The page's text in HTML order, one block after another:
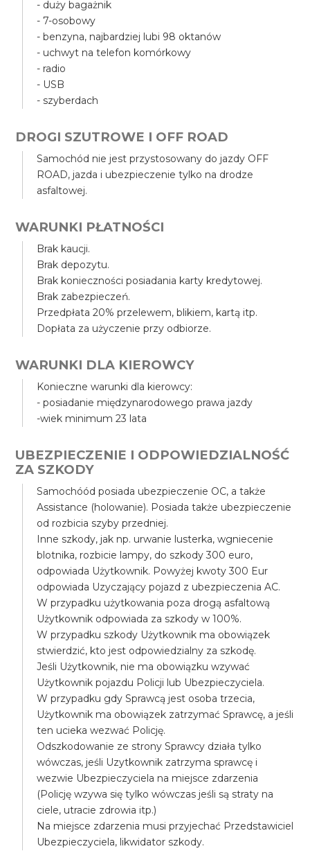
- duży bagażnik
- 7-osobowy
- benzyna, najbardziej lubi 98 oktanów
- uchwyt na telefon komórkowy
- radio
- USB
- szyberdach
DROGI SZUTROWE I OFF ROAD
Samochód nie jest przystosowany do jazdy OFF
ROAD, jazda i ubezpieczenie tylko na drodze
asfaltowej.
WARUNKI PŁATNOŚCI
Brak kaucji.
Brak depozytu.
Brak konieczności posiadania karty kredytowej.
Brak zabezpieczeń.
Przedpłata 20% przelewem, blikiem, kartą itp.
Dopłata za użyczenie przy odbiorze.
WARUNKI DLA KIEROWCY
Konieczne warunki dla kierowcy:
- posiadanie międzynarodowego prawa jazdy
-wiek minimum 23 lata
UBEZPIECZENIE I ODPOWIEDZIALNOŚĆ
ZA SZKODY
Samochóód posiada ubezpieczenie OC, a także
Assistance (holowanie). Posiada także ubezpieczenie
od rozbicia szyby przedniej.
Inne szkody, jak np. urwanie lusterka, wgniecenie
blotnika, rozbicie lampy, do szkody 300 euro,
odpowiada Użytkownik. Powyżej kwoty 300 Eur
odpowiada Uzyczający pojazd z ubezpieczenia AC.
W przypadku użytkowania poza drogą asfaltową
Użytkownik odpowiada za szkody w 100%.
W przypadku szkody Użytkownik ma obowiązek
stwierdzić, kto jest odpowiedzialny za szkodę.
Jeśli Użytkownik, nie ma obowiązku wzywać
Użytkownik pojazdu Policji lub Ubezpieczyciela.
W przypadku gdy Sprawcą jest osoba trzecia,
Użytkownik ma obowiązek zatrzymać Sprawcę, a jeśli
ten ucieka wezwać Policję.
Odszkodowanie ze strony Sprawcy działa tylko
wówczas, jeśli Uzytkownik zatrzyma sprawcę i
wezwie Ubezpieczyciela na miejsce zdarzenia
(Policję wzywa się tylko wówczas jeśli są straty na
ciele, utracie zdrowia itp.)
Na miejsce zdarzenia musi przyjechać Przedstawiciel
Ubezpieczyciela, likwidator szkody.